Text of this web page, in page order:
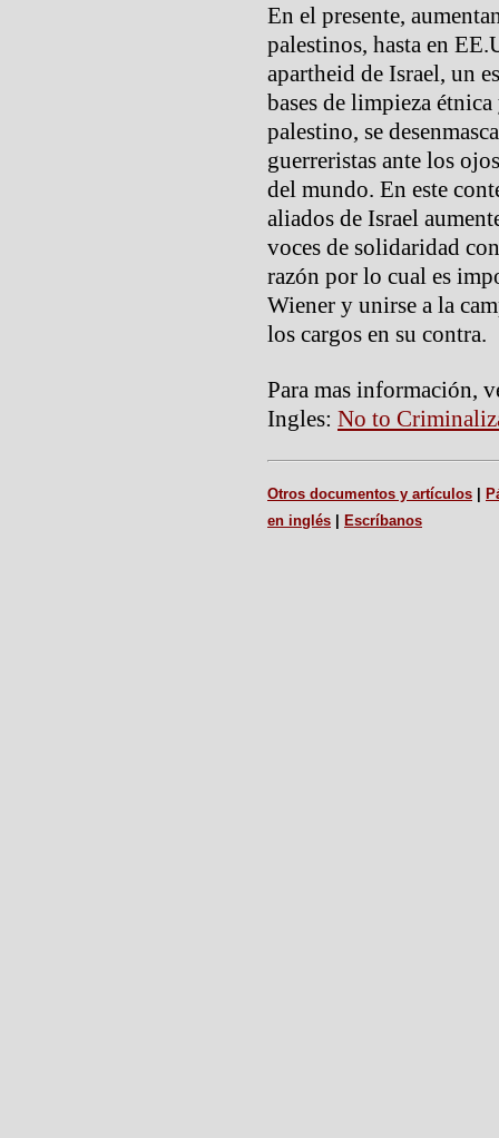
En el presente,
palestinos, hasta en
apartheid de Israel, un
bases de limpieza
palestino, se
guerreristas ante los
del mundo. En este
aliados de Israel
voces de solidaridad
razón por lo cual es
Wiener y unirse a la
los cargos en su contra.
Para mas información,
Ingles: No to
Otros documentos y artículos
en inglés
Escríbanos